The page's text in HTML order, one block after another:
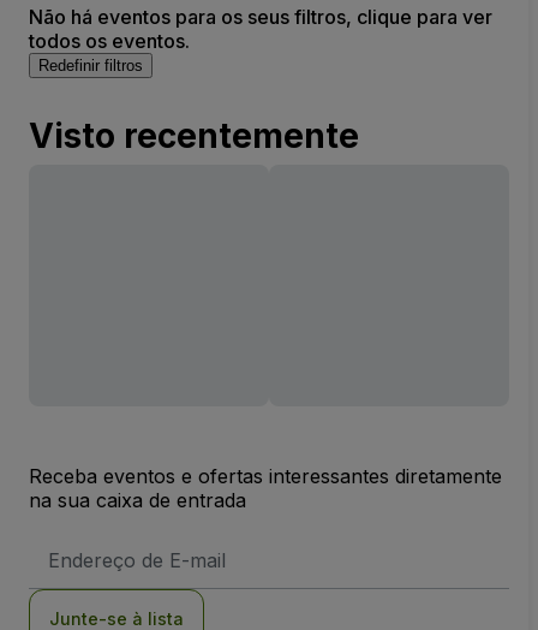
Não há eventos para os seus filtros, clique para ver
todos os eventos.
Redefinir filtros
Visto recentemente
Receba eventos e ofertas interessantes diretamente
na sua caixa de entrada
de
Junte-se à lista